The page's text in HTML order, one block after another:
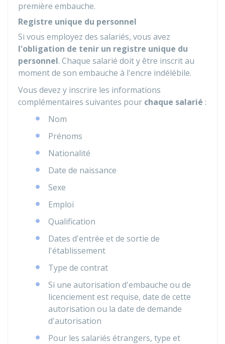
première embauche.
Registre unique du personnel
Si vous employez des salariés, vous avez
l'obligation de tenir un registre unique du
personnel. Chaque salarié doit y être inscrit au
moment de son embauche à l'encre indélébile.
Vous devez y inscrire les informations
complémentaires suivantes pour chaque salarié :
Nom
Prénoms
Nationalité
Date de naissance
Sexe
Emploi
Qualification
Dates d'entrée et de sortie de
l'établissement
Type de contrat
Si une autorisation d'embauche ou de
licenciement est requise, date de cette
autorisation ou la date de demande
d'autorisation
Pour les salariés étrangers, type et